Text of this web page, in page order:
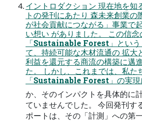
イントロダクション 現在地を知
トの発刊にあたり 森未来創業の
が社会貢献につながる」事業で
い想い がありました。 この信念
「Sustainable Forest」という
て、持続可能な木材流通の 拡大
利益を還元する商流の構築に邁
た。 しかし、これまでは、私た
「Sustainable Forest」の実現
か、そのインパクトを具体的に
ていませんでした。 今回発刊す
ポートは、その「計測」への第